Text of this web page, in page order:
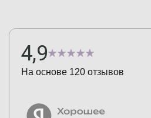
4,9
На основе 120 отзывов